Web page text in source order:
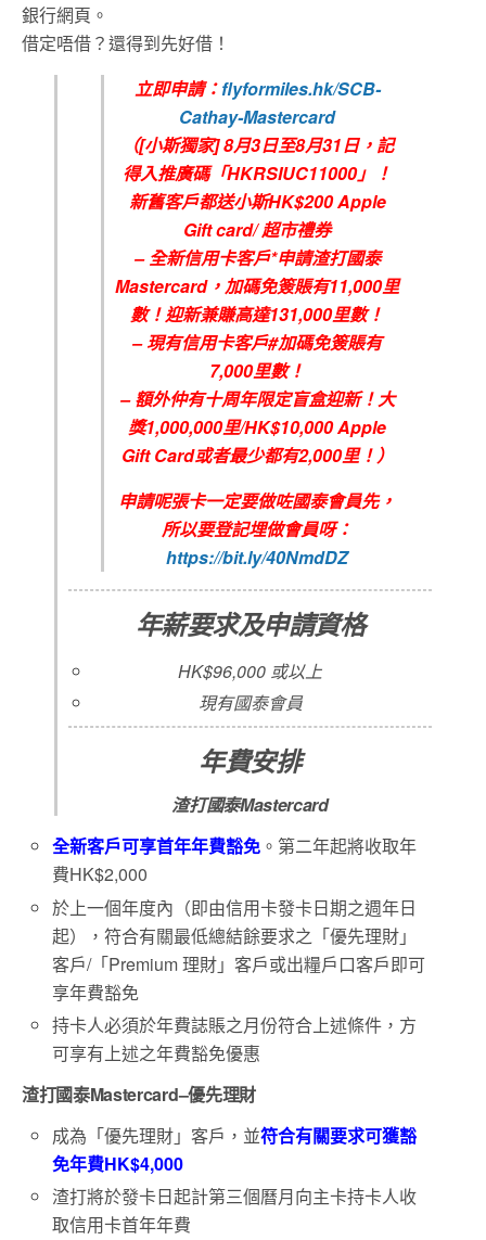
銀行網頁。
借定唔借？還得到先好借！
立即申請：flyformiles.hk/SCB-
Cathay-Mastercard
（[小斯獨家] 8月3日至8月31日，記
得入推廣碼「HKRSIUC11000」！
新舊客戶都送小斯HK$200 Apple
Gift card/ 超市禮券
– 全新信用卡客戶*申請渣打國泰
Mastercard，加碼免簽賬有11,000里
數！迎新兼賺高達131,000里數！
– 現有信用卡客戶#加碼免簽賬有
7,000里數！
– 額外仲有十周年限定盲盒迎新！大
獎1,000,000里/HK$10,000 Apple
Gift Card或者最少都有2,000里！）
申請呢張卡一定要做咗國泰會員先，
所以要登記埋做會員呀：
https://bit.ly/40NmdDZ
年薪要求及申請資格
HK$96,000 或以上
現有國泰會員
年費安排
渣打國泰Mastercard
全新客戶可享首年年費豁免 。第二年起將收取年
費HK$2,000
於上一個年度內（即由信用卡發卡日期之週年日
起），符合有關最低總結餘要求之「優先理財」
客戶/「Premium 理財」客戶或出糧戶口客戶即可
享年費豁免
持卡人必須於年費誌賬之月份符合上述條件，方
可享有上述之年費豁免優惠
渣打國泰Mastercard–優先理財
成為「優先理財」客戶，並符合有關要求可獲豁
免年費HK$4,000
渣打將於發卡日起計第三個曆月向主卡持卡人收
取信用卡首年年費